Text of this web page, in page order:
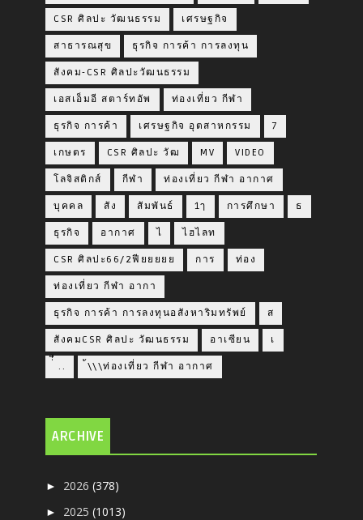
CSR ศิลปะ วัฒนธรรม เศรษฐกิจ
สาธารณสุข ธุรกิจ การค้า การลงทุน
สังคม-CSR ศิลปะวัฒนธรรม
เอสเอ็มอี สตาร์ทอัพ ท่องเที่ยว กีฬา
ธุรกิจ การค้า เศรษฐกิจ อุตสาหกรรม 7
เกษตร CSR ศิลปะ วัฒ MV VIDEO
โลจิสติกส์ กีฬา ท่องเที่ยว กีฬา อากาศ
บุคคล สัง สัมพันธ์ 1ๅ การศึกษา ธ
ธุรกิจ อากาศ ไ ไฮไลท
CSR ศิลปะ66/2ฟียยยยย การ ท่อง
ท่องเที่ยว กีฬา อากา
ธุรกิจ การค้า การลงทุนอสังหาริมทรัพย์ ส
สังคมCSR ศิลปะ วัฒนธรรม อาเซียน เ
่่ื​ .. ้\\\ท่องเที่ยว กีฬา อากาศ
ARCHIVE
► 2026(378)
► 2025(1013)